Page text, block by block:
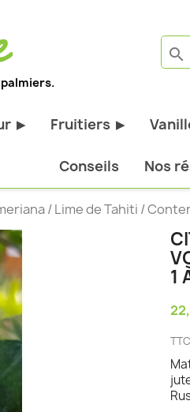
search
▶
d'extérieur
à feuillage
Fruitiers ▶
Tous les fruitiers
Arbres et
Agrumes
Fruitiers
Conseils Nos
/ Lime de Tahiti /
1
TTC